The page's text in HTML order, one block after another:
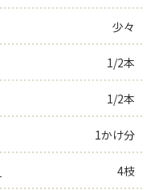
少々
1/2本
1/2本
1かけ分
4枝